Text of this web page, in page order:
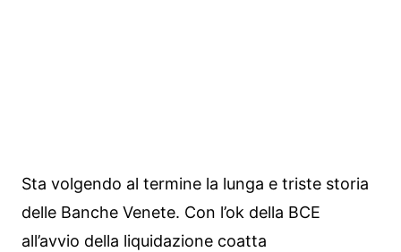
Sta volgendo al termine la lunga e triste storia
delle Banche Venete. Con l’ok della BCE
all’avvio della liquidazione coatta